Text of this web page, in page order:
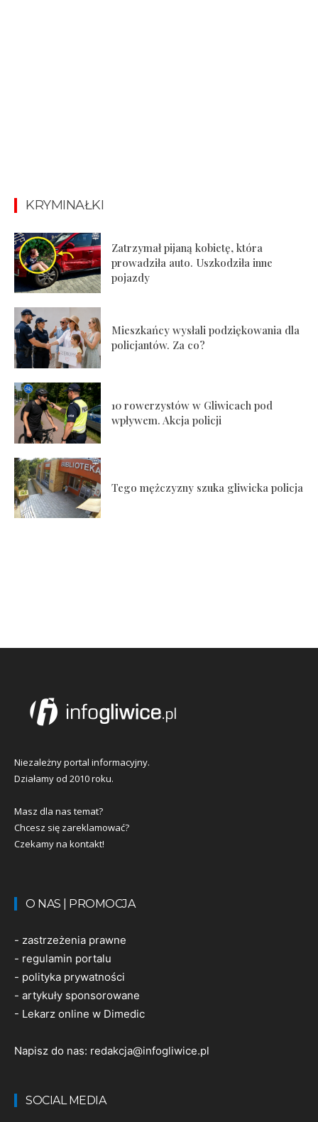
KRYMINAŁKI
Zatrzymał pijaną kobietę, która
prowadziła auto. Uszkodziła inne
pojazdy
Mieszkańcy wysłali podziękowania dla
policjantów. Za co?
10 rowerzystów w Gliwicach pod
wpływem. Akcja policji
Tego mężczyzny szuka gliwicka policja
Niezależny portal informacyjny.
Działamy od 2010 roku.
Masz dla nas temat?
Chcesz się zareklamować?
Czekamy na kontakt!
O NAS | PROMOCJA
- zastrzeżenia prawne
- regulamin portalu
- polityka prywatności
- artykuły sponsorowane
- Lekarz online w Dimedic
Napisz do nas: redakcja@infogliwice.pl
SOCIAL MEDIA